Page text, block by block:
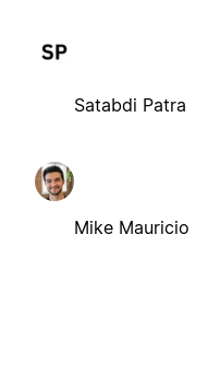
Satabdi Patra
Mike Mauricio